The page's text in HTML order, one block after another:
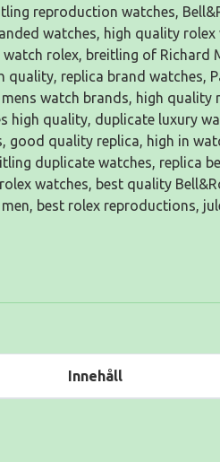
reproduction watches,
watches, high quality
rolex, breitling of Richard
replica brand watches,
watch brands, high quality
high quality, duplicate luxury
good quality replica, high in
duplicate watches, replica
watches, best quality
best rolex reproductions,
Innehåll